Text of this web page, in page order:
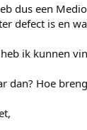
dus een
defect is en
ik kunnen
dan? Hoe